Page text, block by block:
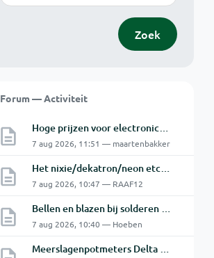
Zoek
Forum — Activiteit
Hoge prijzen voor electronica hobbyisten
7 aug 2026, 11:51 — maartenbakker
Het nixie/dekatron/neon etc. topic Part 3
7 aug 2026, 10:47 — RAAF12
Bellen en blazen bij solderen van Chinese PCBs
7 aug 2026, 10:40 — Hoeben
Meerslagenpotmeters Delta SM45-70D